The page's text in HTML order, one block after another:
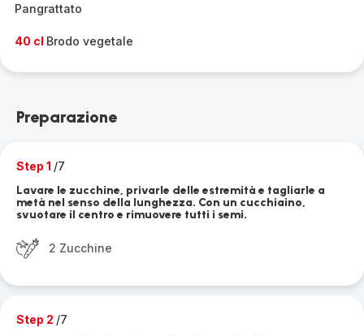
Pangrattato
40 cl Brodo vegetale
Preparazione
Step 1 /7
Lavare le zucchine, privarle delle estremità e tagliarle a
metà nel senso della lunghezza. Con un cucchiaino,
svuotare il centro e rimuovere tutti i semi.
2 Zucchine
Step 2 /7